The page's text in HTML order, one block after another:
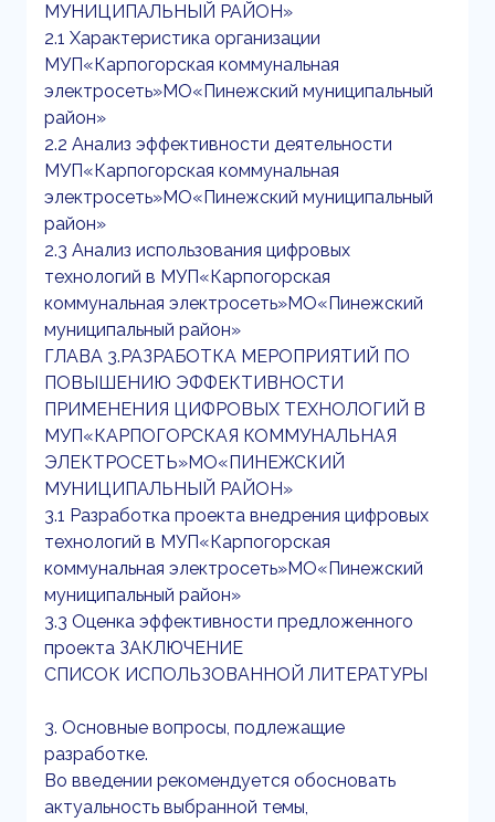
МУНИЦИПАЛЬНЫЙ РАЙОН»
2.1 Характеристика организации
МУП«Карпогорская коммунальная
электросеть»МО«Пинежский муниципальный
район»
2.2 Анализ эффективности деятельности
МУП«Карпогорская коммунальная
электросеть»МО«Пинежский муниципальный
район»
2.3 Анализ использования цифровых
технологий в МУП«Карпогорская
коммунальная электросеть»МО«Пинежский
муниципальный район»
ГЛАВА 3.РАЗРАБОТКА МЕРОПРИЯТИЙ ПО
ПОВЫШЕНИЮ ЭФФЕКТИВНОСТИ
ПРИМЕНЕНИЯ ЦИФРОВЫХ ТЕХНОЛОГИЙ В
МУП«КАРПОГОРСКАЯ КОММУНАЛЬНАЯ
ЭЛЕКТРОСЕТЬ»МО«ПИНЕЖСКИЙ
МУНИЦИПАЛЬНЫЙ РАЙОН»
3.1 Разработка проекта внедрения цифровых
технологий в МУП«Карпогорская
коммунальная электросеть»МО«Пинежский
муниципальный район»
3.3 Оценка эффективности предложенного
проекта ЗАКЛЮЧЕНИЕ
СПИСОК ИСПОЛЬЗОВАННОЙ ЛИТЕРАТУРЫ
3. Основные вопросы, подлежащие
разработке.
Во введении рекомендуется обосновать
актуальность выбранной темы,